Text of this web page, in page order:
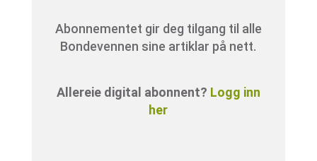
Abonnementet gir deg tilgang til alle
Bondevennen sine artiklar på nett.
Allereie digital abonnent? Logg inn
her